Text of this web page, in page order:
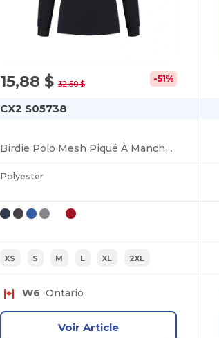
15,88 $ 32,50 $ -51%
CX2 S05738
Birdie Polo Mesh Piqué À Manches Longues pour femme
Polyester
XS S M L XL 2XL
W6 Ontario
Voir Article